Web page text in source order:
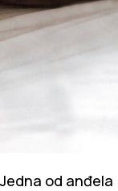
Jedna od anđela